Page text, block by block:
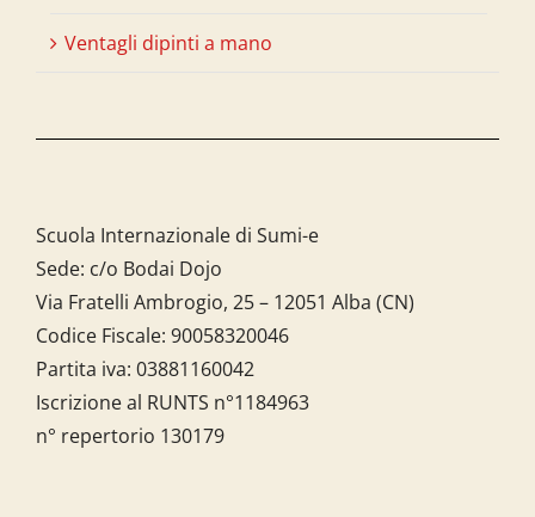
Ventagli dipinti a mano
Scuola Internazionale di Sumi-e
Sede: c/o Bodai Dojo
Via Fratelli Ambrogio, 25 – 12051 Alba (CN)
Codice Fiscale: 90058320046
Partita iva: 03881160042
Iscrizione al RUNTS n°1184963
n° repertorio 130179